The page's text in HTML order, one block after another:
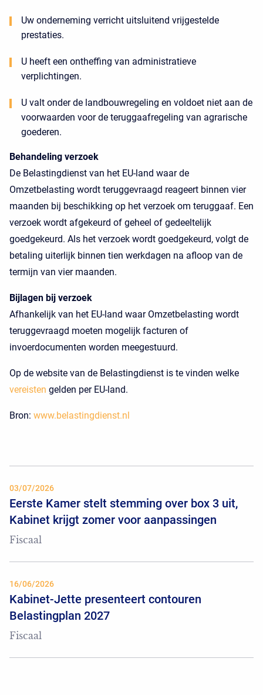
Uw onderneming verricht uitsluitend vrijgestelde
prestaties.
U heeft een ontheffing van administratieve
verplichtingen.
U valt onder de landbouwregeling en voldoet niet aan de
voorwaarden voor de teruggaafregeling van agrarische
goederen.
Behandeling verzoek
De Belastingdienst van het EU-land waar de
Omzetbelasting wordt teruggevraagd reageert binnen vier
maanden bij beschikking op het verzoek om teruggaaf. Een
verzoek wordt afgekeurd of geheel of gedeeltelijk
goedgekeurd. Als het verzoek wordt goedgekeurd, volgt de
betaling uiterlijk binnen tien werkdagen na afloop van de
termijn van vier maanden.
Bijlagen bij verzoek
Afhankelijk van het EU-land waar Omzetbelasting wordt
teruggevraagd moeten mogelijk facturen of
invoerdocumenten worden meegestuurd.
Op de website van de Belastingdienst is te vinden welke
vereisten gelden per EU-land.
Bron: www.belastingdienst.nl
03/07/2026
Eerste Kamer stelt stemming over box 3 uit,
Kabinet krijgt zomer voor aanpassingen
Fiscaal
16/06/2026
Kabinet-Jette presenteert contouren
Belastingplan 2027
Fiscaal